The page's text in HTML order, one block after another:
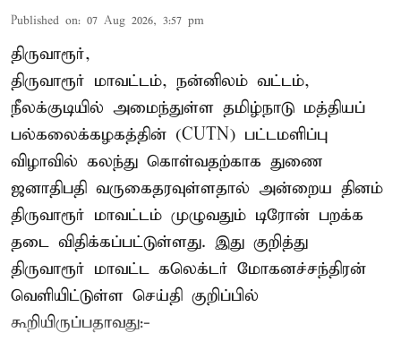
Published on: 07 Aug 2026, 3:57 pm
திருவாரூர்,
திருவாரூர் மாவட்டம், நன்னிலம் வட்டம்,
நீலக்குடியில் அமைந்துள்ள தமிழ்நாடு மத்தியப்
பல்கலைக்கழகத்தின் (CUTN) பட்டமளிப்பு
விழாவில் கலந்து கொள்வதற்காக துணை
ஜனாதிபதி வருகைதரவுள்ளதால் அன்றைய தினம்
திருவாரூர் மாவட்டம் முழுவதும் டிரோன் பறக்க
தடை விதிக்கப்பட்டுள்ளது. இது குறித்து
திருவாரூர் மாவட்ட கலெக்டர் மோகனச்சந்திரன்
வெளியிட்டுள்ள செய்தி குறிப்பில்
கூறியிருப்பதாவது:-